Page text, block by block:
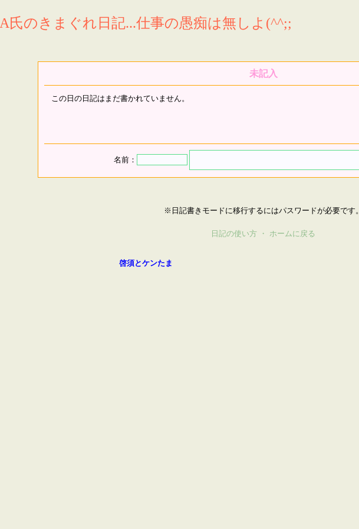
A氏のきまぐれ日記...仕事の愚痴は無しよ(^^;;
未記入
この日の日記はまだ書かれていません。
名前：
※日記書きモードに移行するにはパスワードが必要です。
日記の使い方 ・ ホームに戻る
啓須とケンたま